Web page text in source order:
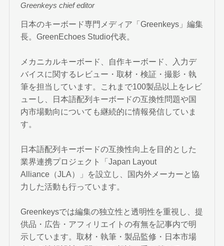
Greenkeys chief editor
日本のキーボード専門メディア「Greenkeys」編集
長。GreenEchoes Studio代表。
メカニカルキーボード、自作キーボード、入力デ
バイスに関するレビュー・取材・検証・撮影・執
筆を担当しています。これまで100製品以上をレビ
ューし、日本語配列キーボードの互換性問題や国
内市場動向についても継続的に情報発信していま
す。
日本語配列キーボードの互換性向上を目的とした
業界連携プロジェクト「Japan Layout
Alliance（JLA）」を設立し、国内外メーカーと協
力した活動も行っています。
Greenkeysでは編集の独立性と透明性を重視し、提
供品・広告・アフィリエイトの有無を記事内で明
示しています。取材・執筆・製品監修・日本市場